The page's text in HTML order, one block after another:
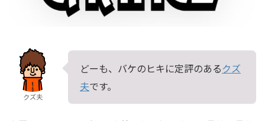
クズ夫
どーも、バケのヒキに定評のあるクズ
夫です。